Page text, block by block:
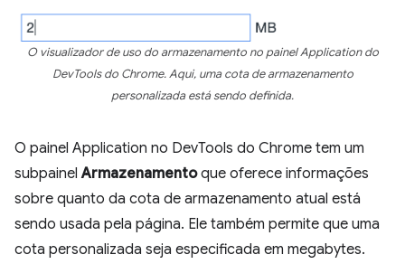
O visualizador de uso do armazenamento no painel Application do
DevTools do Chrome. Aqui, uma cota de armazenamento
personalizada está sendo definida.
O painel Application no DevTools do Chrome tem um
subpainelArmazenamentoque oferece informações
sobre quanto da cota de armazenamento atual está
sendo usada pela página. Ele também permite que uma
cota personalizada seja especificada em megabytes.